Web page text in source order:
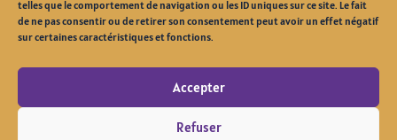
telles que le comportement de navigation ou les ID uniques sur ce site. Le fait
de ne pas consentir ou de retirer son consentement peut avoir un effet négatif
sur certaines caractéristiques et fonctions.
Accepter
Refuser
Site réalisé par